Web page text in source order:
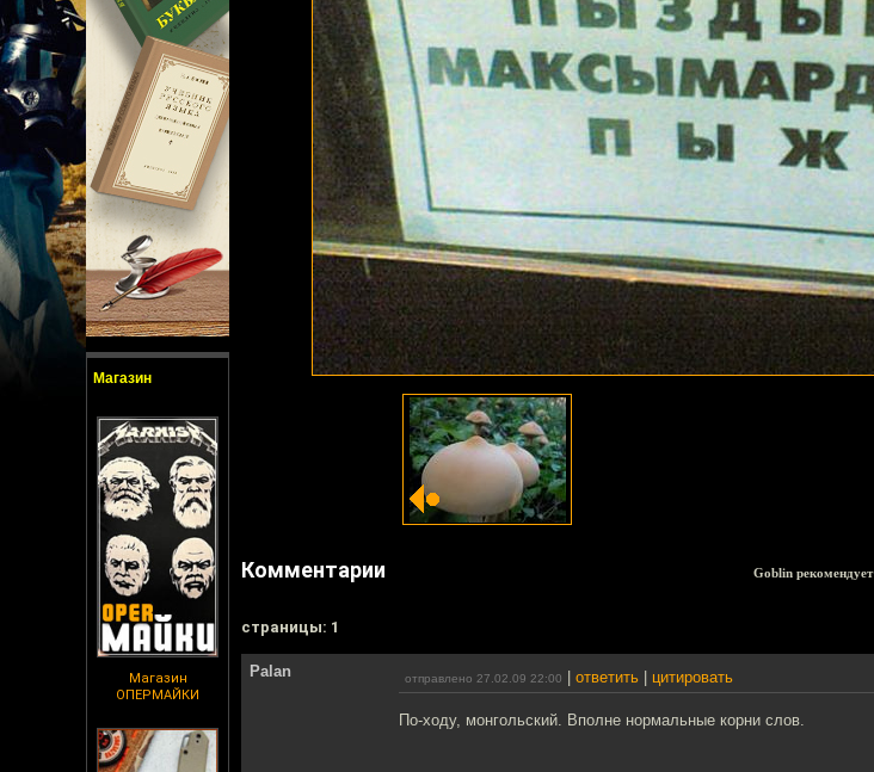
Магазин
Магазин
ОПЕРМАЙКИ
Комментарии Goblin рекомендует
cтраницы: 1
Palan отправлено 27.02.09 22:00 ответить цитировать
По-ходу, монгольский. Вполне нормальные корни слов.